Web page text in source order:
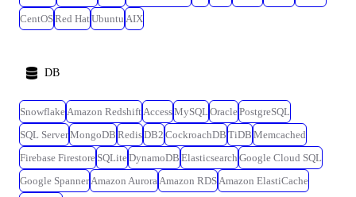
CentOSRed HatUbuntu AIX
DB
SnowflakeAmazon RedshiftAccessMySQL OraclePostgreSQL
SQL ServerMongoDB RedisDB2 CockroachDB TiDB Memcached
Firebase Firestore SQLiteDynamoDB Elasticsearch Google Cloud SQL
Google SpannerAmazon AuroraAmazon RDSAmazon ElastiCache